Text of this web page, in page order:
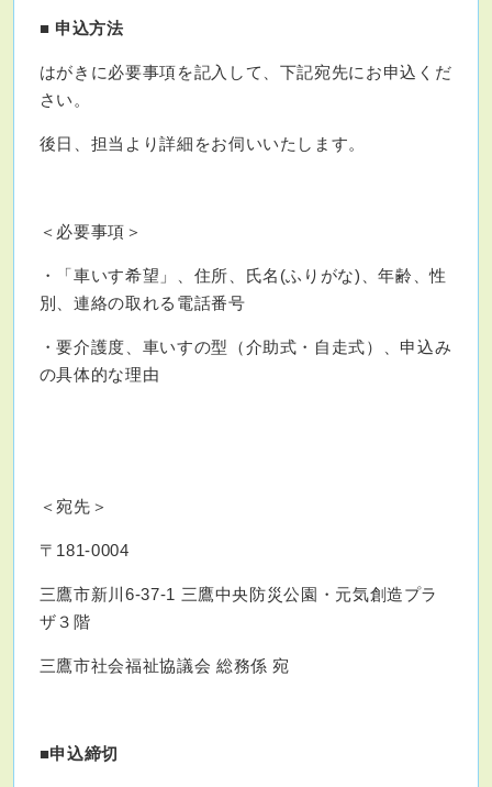
■ 申込方法
はがきに必要事項を記入して、下記宛先にお申込くだ
さい。
後日、担当より詳細をお伺いいたします。
＜必要事項＞
・「車いす希望」、住所、氏名(ふりがな)、年齢、性
別、連絡の取れる電話番号
・要介護度、車いすの型（介助式・自走式）、申込み
の具体的な理由
＜宛先＞
〒181-0004
三鷹市新川6-37-1 三鷹中央防災公園・元気創造プラ
ザ３階
三鷹市社会福祉協議会 総務係 宛
■申込締切